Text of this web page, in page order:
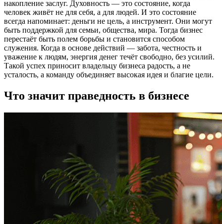
накопление заслуг. Духовность — это состояние, когда
человек живёт не для себя, а для людей. И это состояние
всегда напоминает: деньги не цель, а инструмент. Они могут
быть поддержкой для семьи, общества, мира. Тогда бизнес
перестаёт быть полем борьбы и становится способом
служения. Когда в основе действий — забота, честность и
уважение к людям, энергия денег течёт свободно, без усилий.
Такой успех приносит владельцу бизнеса радость, а не
усталость, а команду объединяет высокая идея и благие цели.
Что значит праведность в бизнесе